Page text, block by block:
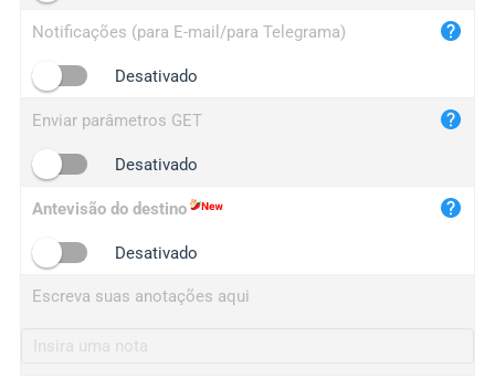
Notificações (para E-mail/para Telegrama)
Desativado
Enviar parâmetros GET
Desativado
Antevisão do destino
Desativado
Escreva suas anotações aqui